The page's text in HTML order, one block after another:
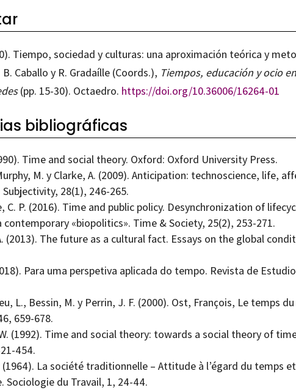
Tiempo, sociedad y culturas: una aproximación teórica y
B. Caballo y R. Gradaílle (Coords.), Tiempos, educación y ocio
(pp. 15-30). Octaedro. https://doi.org/10.36006/16264-01
bibliográficas
Time and social theory. Oxford: Oxford University Press.
M. y Clarke, A. (2009). Anticipation: technoscience, life,
28(1), 246-265.
C. P. (2016). Time and public policy. Desynchronization of
«biopolitics». Time & Society, 25(2), 253-271.
(2013). The future as a cultural fact. Essays on the global
Para uma perspetiva aplicada do tempo. Revista de
L., Bessin, M. y Perrin, J. F. (2000). Ost, François, Le temps
659-678.
(1992). Time and social theory: towards a social theory of
454.
(1964). La société traditionnelle –‌ Attitude à l’égard du temps
Sociologie du Travail, 1, 24-44.